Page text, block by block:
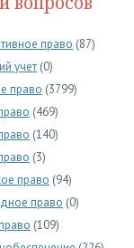
право (87)
учет (0)
право (3799)
(469)
(140)
(3)
право (94)
право (0)
(109)